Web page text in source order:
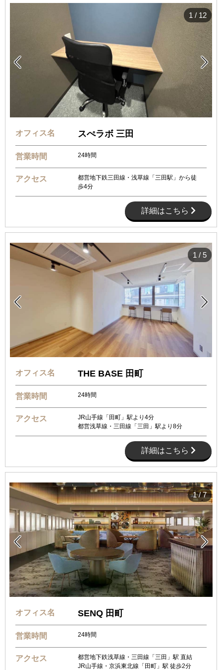
 
1 / 12
オフィス名 スぺラボ 三田
営業時間 24時間
アクセス
都営地下鉄三田線・浅草線「三田駅」から徒
歩4分
詳細はこちら
 
1 / 5
オフィス名 THE BASE 田町
営業時間 24時間
アクセス
JR山手線「田町」駅より4分
都営浅草線・三田線「三田」駅より8分
詳細はこちら
 
1/7
オフィス名 SENQ 田町
営業時間 24時間
アクセス
都営地下鉄浅草線・三田線「三田」駅 直結
JR山手線・京浜東北線「田町」駅 徒歩2分